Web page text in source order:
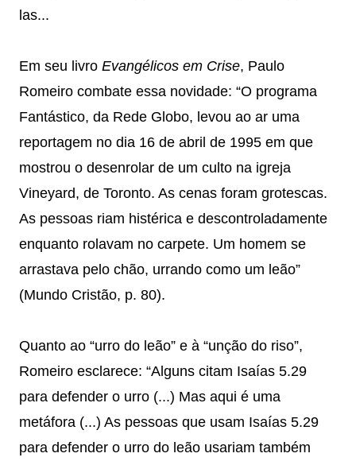
las...
Em seu livro Evangélicos em Crise, Paulo
Romeiro combate essa novidade: “O programa
Fantástico, da Rede Globo, levou ao ar uma
reportagem no dia 16 de abril de 1995 em que
mostrou o desenrolar de um culto na igreja
Vineyard, de Toronto. As cenas foram grotescas.
As pessoas riam histérica e descontroladamente
enquanto rolavam no carpete. Um homem se
arrastava pelo chão, urrando como um leão”
(Mundo Cristão, p. 80).
Quanto ao “urro do leão” e à “unção do riso”,
Romeiro esclarece: “Alguns citam Isaías 5.29
para defender o urro (...) Mas aqui é uma
metáfora (...) As pessoas que usam Isaías 5.29
para defender o urro do leão usariam também